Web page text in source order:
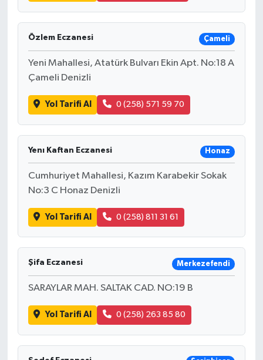
Özlem Eczanesi Çameli
Yeni Mahallesi, Atatürk Bulvarı Ekin Apt. No:18 A
Çameli Denizli
Yol Tarifi Al 0 (258) 571 59 70
Yenı Kaftan Eczanesi Honaz
Cumhuriyet Mahallesi, Kazım Karabekir Sokak
No:3 C Honaz Denizli
Yol Tarifi Al 0 (258) 811 31 61
Şifa Eczanesi Merkezefendi
SARAYLAR MAH. SALTAK CAD. NO:19 B
Yol Tarifi Al 0 (258) 263 85 80